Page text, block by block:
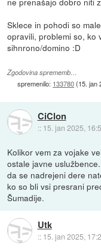
Sklece in pohodi so
opravili, problemi so, ko
sihnrono/domino :D
Zgodovina sprememb…
spremenilo: 133780(15. jan
CiClon
:: 15. jan 2025,
Kolikor vem za vojake
ostale javne
da se nadrejeni dere
ko so bli vsi presrani
Šumadije.
Utk
:: 15. jan 2025,